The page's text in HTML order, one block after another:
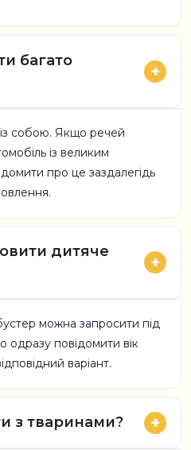
багато
собою. Якщо речей
із великим
про це заздалегідь
дитяче
можна запросити під
повідомити вік
варіант.
з тваринами?